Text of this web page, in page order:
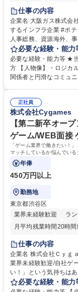
服装自由
第二新卒歓
仕事の内容
企業名 大阪ガス株式会社 求人名 【第二新卒】事務系総合職 #関西を
するインフラ企業 #ポテンシャル採用 仕事の
人事総務、資源海外、
す。 【業務内容の一例
務 ■営業部門の企画スタッフ、ルート営
ポジションで一定期間
鑑みてジョブローテー
表するインフラ企業 #ポ
必要な経験・能力
必要な経験・能力等 ★
方 【人物像】・ロジカ
関係者と円滑なコミュニケーション
72.html ■エネルギーセ
甚大化など、これまで
「未来の日常」の創造
す。 学歴・資格 学
正社員
株式会社Cygames
【第二新卒オー
ゲーム/WEB面接
「ゲーム業界で働きたい！
マッチしているか悩んでいる
年俸
450万円以上
勤務地
東京都渋谷区
業界未経験歓迎
ラ
月平均残業時間20時間
住宅手当あり
交通費支給
土日祝
食事補助あり
仕事の内容
企業名 株式会社Ｃｙｇａｍｅｓ 求人名 【第二新卒オー
業界未経験歓迎/自社ゲーム/WEB面接 仕事の
い！」という気持ちは
しているか悩んでいる方が対象となり
アナリストなど）、技
必要な経験・能力